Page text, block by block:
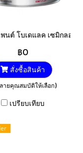
พื้นปูนฟื้นฟูสีเก่า เบอร์
นต์ โบเดแลค เซมิกลอส
฿0
สั่งซื้อสินค้า
ายคุณสมบัติให้เลือก)
เปรียบเทียบ